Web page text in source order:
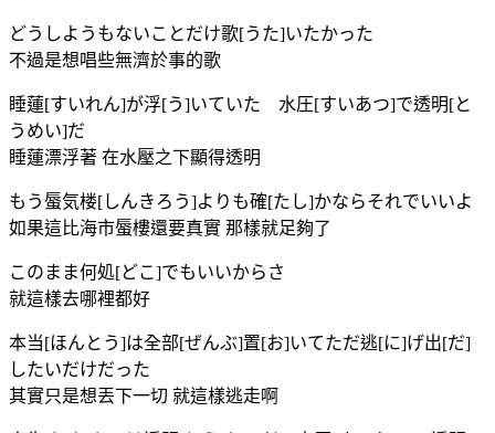
どうしようもないことだけ歌[うた]いたかった
不過是想唱些無濟於事的歌
睡蓮[すいれん]が浮[う]いていた 水圧[すいあつ]で透明[と
うめい]だ
睡蓮漂浮著 在水壓之下顯得透明
もう蜃気楼[しんきろう]よりも確[たし]かならそれでいいよ
如果這比海市蜃樓還要真實 那樣就足夠了
このまま何処[どこ]でもいいからさ
就這樣去哪裡都好
本当[ほんとう]は全部[ぜんぶ]置[お]いてただ逃[に]げ出[だ]
したいだけだった
其實只是想丟下一切 就這樣逃走啊